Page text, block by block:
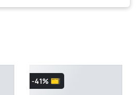
metu.
-41%